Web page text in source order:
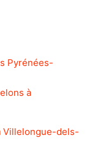
Pyrénées-
à
Villelongue-dels-